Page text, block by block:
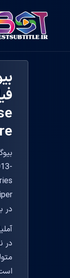
در
در